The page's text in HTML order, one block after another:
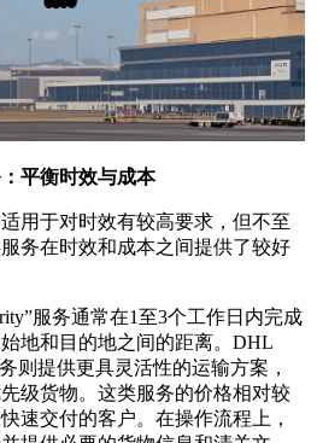
平衡时效与成本
用于对时效有较高要求，但不至
务在时效和成本之间提供了较好
服务通常在1至3个工作日内完成
地和目的地之间的距离。DHL
务则提供更具灵活性的运输方案，
级货物。这类服务的价格相对较
速交付的客户。在操作流程上，